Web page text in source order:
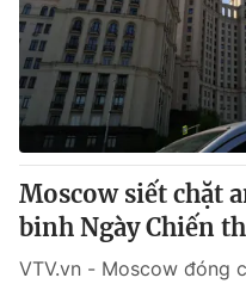
Moscow siết chặt
binh Ngày Chiến
VTV.vn - Moscow đóng